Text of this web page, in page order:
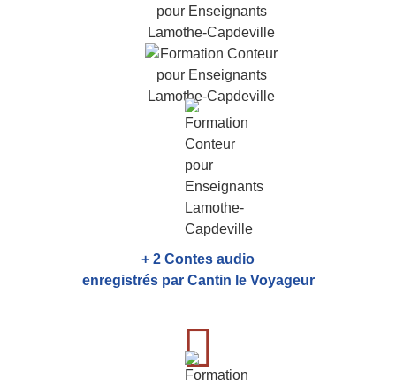
+ 2 Contes audio
enregistrés par Cantin le Voyageur